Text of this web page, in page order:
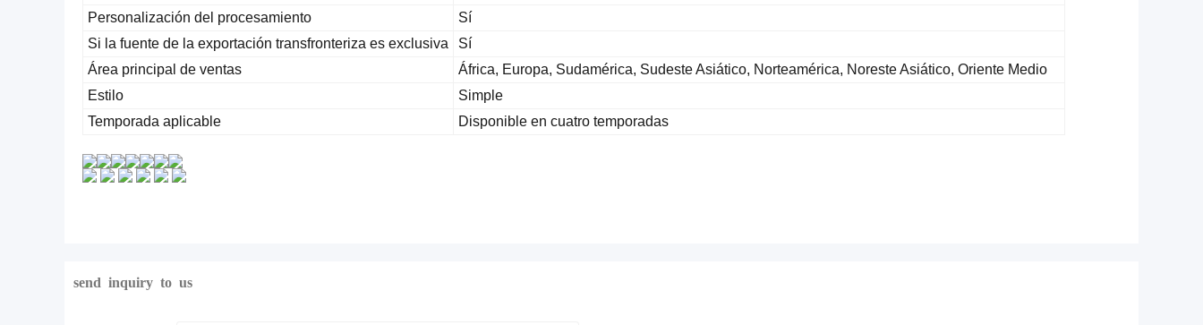
Personalización del procesamiento
Sí
Si la fuente de la exportación transfronteriza es exclusiva
Sí
Área principal de ventas
África, Europa, Sudamérica, Sudeste Asiático, Norteamérica, Noreste Asiático, Oriente Medio
Estilo
Simple
Temporada aplicable
Disponible en cuatro temporadas
send inquiry to us